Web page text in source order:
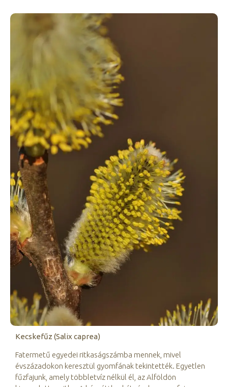
Kecskefűz (Salix caprea)
Fatermetű egyedei ritkaságszámba mennek, mivel
évszázadokon keresztül gyomfának tekintették. Egyetlen
fűzfajunk, amely többletvíz nélkül él, az Alföldön